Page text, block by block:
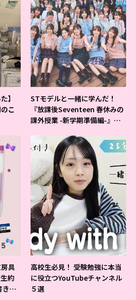
】
こ
STモデルと一緒に学んだ！
『放課後Seventeen 春休みの
課外授業 -新学期準備編-』イ
具
約
きや
高校生必見！ 受験勉強に本当
に役立つYouTubeチャンネル
５選